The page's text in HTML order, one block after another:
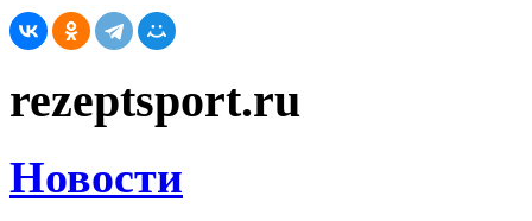
rezeptsport.ru
Новости